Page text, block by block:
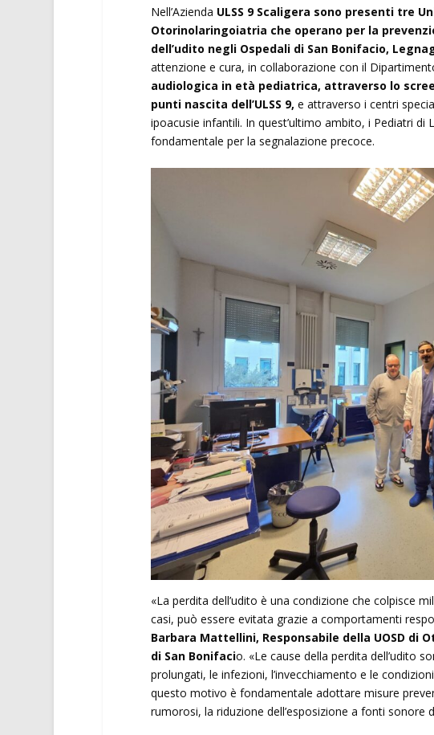
Nell’Azienda ULSS 9 Scaligera sono presenti tre
Otorinolaringoiatria che operano per la
dell’udito negli Ospedali di San Bonifacio,
attenzione e cura, in collaborazione con il
audiologica in età pediatrica, attraverso lo
punti nascita dell’ULSS 9, e attraverso i centri
ipoacusie infantili. In quest’ultimo ambito, i Pediatri di
fondamentale per la segnalazione precoce.
«La perdita dell’udito è una condizione che colpisce
casi, può essere evitata grazie a comportamenti
Barbara Mattellini, Responsabile della UOSD di
di San Bonifacio. «Le cause della perdita dell’udito
prolungati, le infezioni, l’invecchiamento e le
questo motivo è fondamentale adottare misure
rumorosi, la riduzione dell’esposizione a fonti sonore